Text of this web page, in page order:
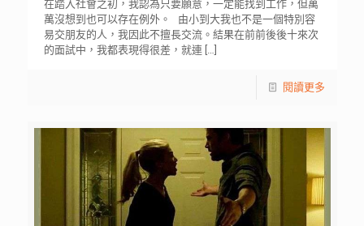
在踏入社會之初，我認為只要願意，一定能找到工作，但萬
萬沒想到也可以存在例外。 由小到大我也不是一個特別容
易交朋友的人，我因此不擅長交流。結果在前前後後十來次
的面試中，我都表現得很差，就連[…]
閱讀更多